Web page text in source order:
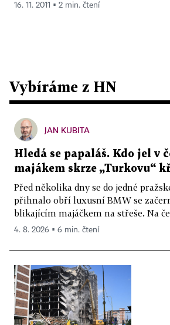
16. 11. 2011 ▪ 2 min. čtení
Vybíráme z HN
JAN KUBITA
Hledá se papaláš. Kdo jel v
majákem skrze „Turkovu“
Před několika dny se do jedné
přihnalo obří luxusní BMW se
blikajícím majáčkem na střeše. Na
4. 8. 2026 ▪ 6 min. čtení